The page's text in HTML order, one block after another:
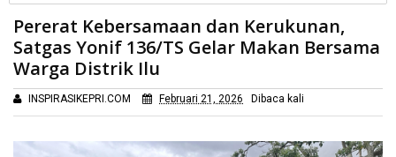
Pererat Kebersamaan dan Kerukunan, Satgas Yonif 136/TS
Gelar Makan Bersama Warga Distrik Ilu
Pererat Kebersamaan dan Kerukunan,
Satgas Yonif 136/TS Gelar Makan Bersama
Warga Distrik Ilu
INSPIRASIKEPRI.COM Februari 21, 2026 Dibaca kali